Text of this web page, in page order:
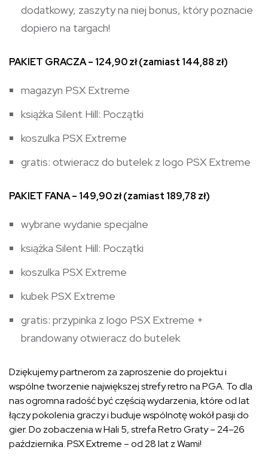
dodatkowy, zaszyty na niej bonus, który poznacie
dopiero na targach!
PAKIET GRACZA – 124,90 zł (zamiast 144,88 zł)
magazyn PSX Extreme
książka Silent Hill: Początki
koszulka PSX Extreme
gratis: otwieracz do butelek z logo PSX Extreme
PAKIET FANA – 149,90 zł (zamiast 189,78 zł)
wybrane wydanie specjalne
książka Silent Hill: Początki
koszulka PSX Extreme
kubek PSX Extreme
gratis: przypinka z logo PSX Extreme +
brandowany otwieracz do butelek
Dziękujemy partnerom za zaproszenie do projektu i
wspólne tworzenie największej strefy retro na PGA. To dla
nas ogromna radość być częścią wydarzenia, które od lat
łączy pokolenia graczy i buduje wspólnotę wokół pasji do
gier. Do zobaczenia w Hali 5, strefa Retro Graty – 24–26
października. PSX Extreme – od 28 lat z Wami!